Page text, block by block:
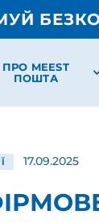
ПРО MEEST
ПОШТА
17.09.2025